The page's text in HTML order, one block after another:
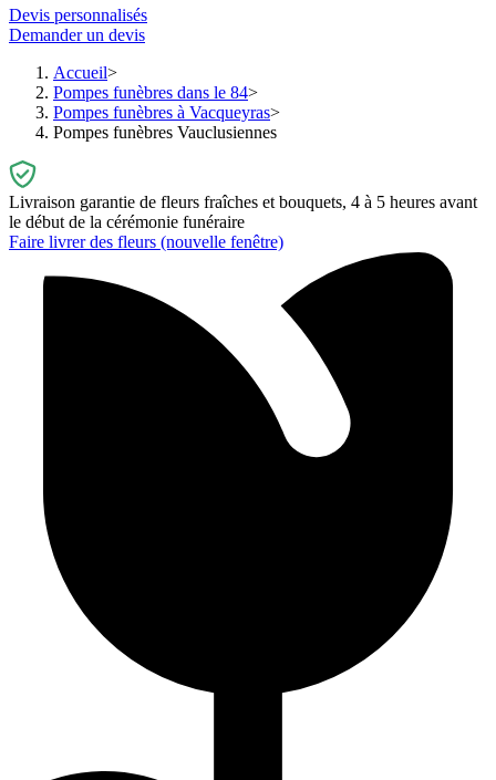
Devis personnalisés
Demander un devis
Accueil
Pompes funèbres dans le 84
Pompes funèbres à Vacqueyras
Pompes funèbres Vauclusiennes
Livraison garantie de fleurs fraîches et bouquets, 4 à 5 heures avant
le début de la cérémonie funéraire
Faire livrer des fleurs (nouvelle fenêtre)